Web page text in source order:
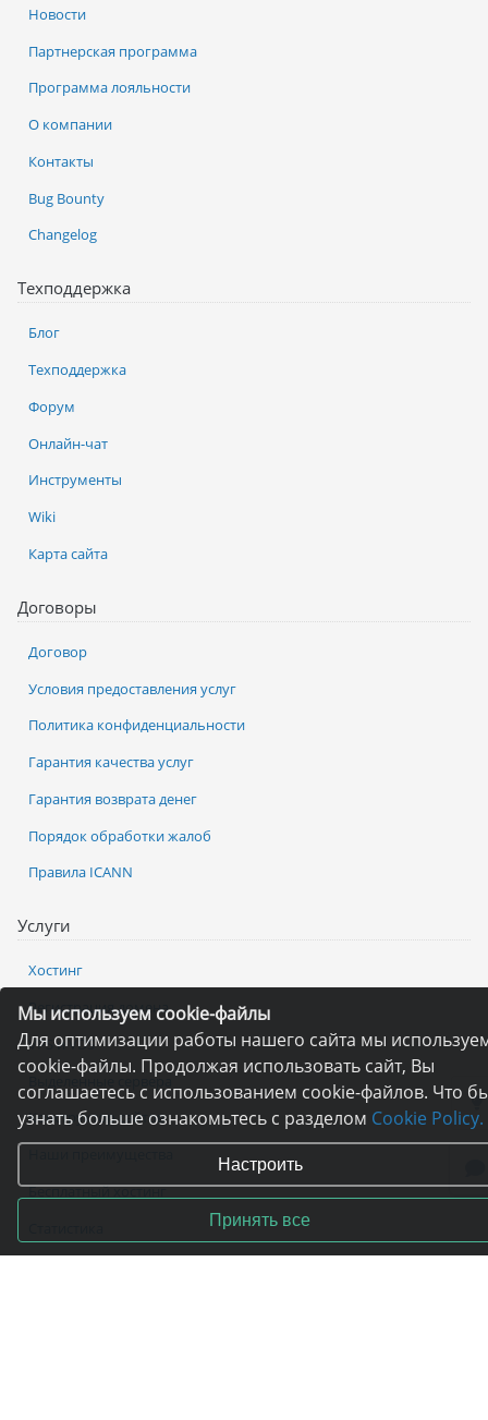
Мы используем cookie-файлы
Для оптимизации работы нашего сайта мы
cookie-файлы. Продолжая использовать сайт, Вы
соглашаетесь с использованием cookie-файлов. Что
узнать больше ознакомьтесь с разделом Cookie Policy.
Настроить
Принять все
Услуги
Хостинг
Регистрация домена
VPS и VDS
Выделенные сервера
Конструктор сайтов
Бесплатный хостинг
Новости
Партнерская программа
Программа лояльности
О компании
Контакты
Bug Bounty
Changelog
Техподдержка
Блог
Техподдержка
Форум
Онлайн-чат
Инструменты
Wiki
Карта сайта
Договоры
Договор
Условия предоставления услуг
Политика конфиденциальности
Гарантия качества услуг
Гарантия возврата денег
Порядок обработки жалоб
Правила ICANN